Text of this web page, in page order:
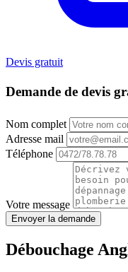
Devis gratuit
Demande de devis
Nom complet
Adresse mail
Téléphone
Votre message
Envoyer la demande
Débouchage